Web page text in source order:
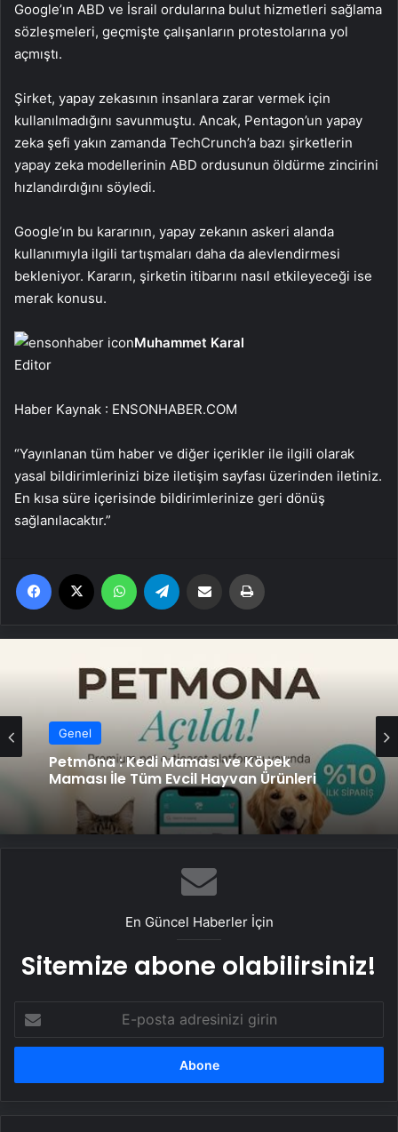
Google’ın ABD ve İsrail ordularına bulut hizmetleri sağlama
sözleşmeleri, geçmişte çalışanların protestolarına yol
açmıştı.
Şirket, yapay zekasının insanlara zarar vermek için
kullanılmadığını savunmuştu. Ancak, Pentagon’un yapay
zeka şefi yakın zamanda TechCrunch’a bazı şirketlerin
yapay zeka modellerinin ABD ordusunun öldürme zincirini
hızlandırdığını söyledi.
Google’ın bu kararının, yapay zekanın askeri alanda
kullanımıyla ilgili tartışmaları daha da alevlendirmesi
bekleniyor. Kararın, şirketin itibarını nasıl etkileyeceği ise
merak konusu.
Muhammet Karal
Editor
Haber Kaynak : ENSONHABER.COM
“Yayınlanan tüm haber ve diğer içerikler ile ilgili olarak
yasal bildirimlerinizi bize iletişim sayfası üzerinden iletiniz.
En kısa süre içerisinde bildirimlerinize geri dönüş
sağlanılacaktır.”
Facebook WhatsApp Email'den paylaş
Genel
Petmona : Kedi Maması ve Köpek
Maması İle Tüm Evcil Hayvan Ürünleri
En Güncel Haberler İçin
Sitemize abone olabilirsiniz!
posta
adresinizi